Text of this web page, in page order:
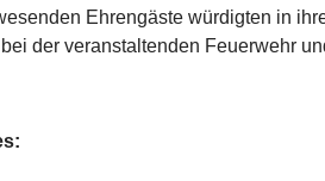
Ehrengäste würdigten in
der veranstaltenden Feuerwehr